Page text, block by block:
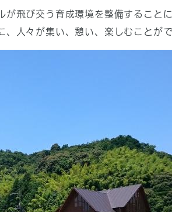
飛び交う育成環境を整備すること
人々が集い、憩い、楽しむことが